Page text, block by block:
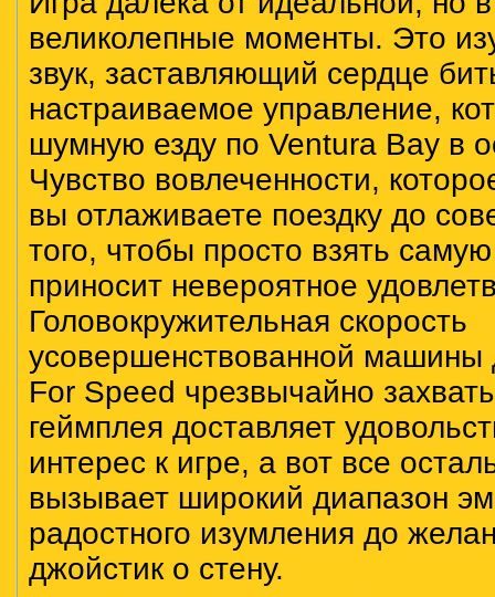
великолепные моменты. Это
звук, заставляющий сердце
настраиваемое управление,
шумную езду по Ventura Bay в
Чувство вовлеченности,
вы отлаживаете поездку до
того, чтобы просто взять
приносит невероятное
Головокружительная скорость
усовершенствованной машины
For Speed чрезвычайно
геймплея доставляет
интерес к игре, а вот все
вызывает широкий диапазон
радостного изумления до
джойстик о стену.